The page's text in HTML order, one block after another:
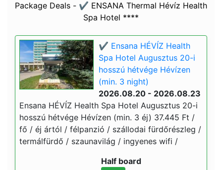
Package Deals - ✔️ ENSANA Thermal Hévíz Health
Spa Hotel ****
✔️ Ensana HÉVÍZ Health
Spa Hotel Augusztus 20-i
hosszú hétvége Hévízen
(min. 3 night)
2026.08.20 - 2026.08.23
Ensana HÉVÍZ Health Spa Hotel Augusztus 20-i
hosszú hétvége Hévízen (min. 3 éj) 37.445 Ft /
fő / éj ártól / félpanzió / szállodai fürdőrészleg /
termálfürdő / szaunavilág / ingyenes wifi /
Half board